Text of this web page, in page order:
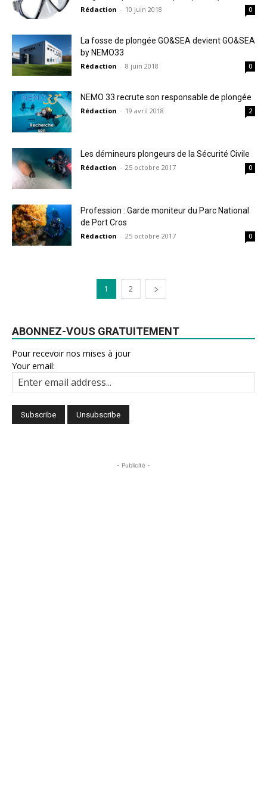
Rédaction - 10 juin 2018 0
La fosse de plongée GO&SEA devient GO&SEA
by NEMO33
Rédaction - 8 juin 2018 0
NEMO 33 recrute son responsable de plongée
Rédaction - 19 avril 2018 2
Les démineurs plongeurs de la Sécurité Civile
Rédaction - 25 octobre 2017 0
Profession : Garde moniteur du Parc National
de Port Cros
Rédaction - 25 octobre 2017 0
1 2
ABONNEZ-VOUS GRATUITEMENT
Pour recevoir nos mises à jour
Your email:
- Publicité -